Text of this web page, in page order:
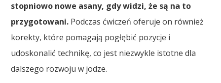
stopniowo nowe asany, gdy widzi, że są na to
przygotowani. Podczas ćwiczeń oferuje on również
korekty, które pomagają pogłębić pozycje i
udoskonalić technikę, co jest niezwykle istotne dla
dalszego rozwoju w jodze.